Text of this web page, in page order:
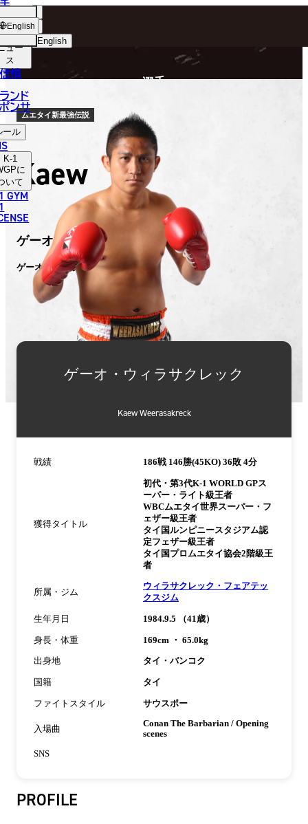
English
한국어
中文（简体）
中文（繁體）
ไทย
ョッ
プ
ュー
ス
情
ンド
ンサ
ール
K-1
に
いて
GYM
English
選手
ムエタイ新最強伝説
Kaew
ゲーオ・ウィラサクレック
ゲーオ・ウィラサクレック
ゲーオ・ウィラサクレック
Kaew Weerasakreck
戦績 186戦 146勝(45KO) 36敗 4分
獲得タイトル
初代・第3代K-1 WORLD GPス
ーパー・ライト級王者
WBCムエタイ世界スーパー・フ
ェザー級王者
タイ国ルンピニースタジアム認
定フェザー級王者
タイ国プロムエタイ協会2階級王
者
所属・ジム
ウィラサクレック・フェアテッ
クスジム
生年月日 1984.9.5 （41歳）
身長・体重 169cm ・ 65.0kg
出身地 タイ・バンコク
国籍 タイ
ファイトスタイル サウスポー
入場曲
Conan The Barbarian / Opening
scenes
SNS
PROFILE